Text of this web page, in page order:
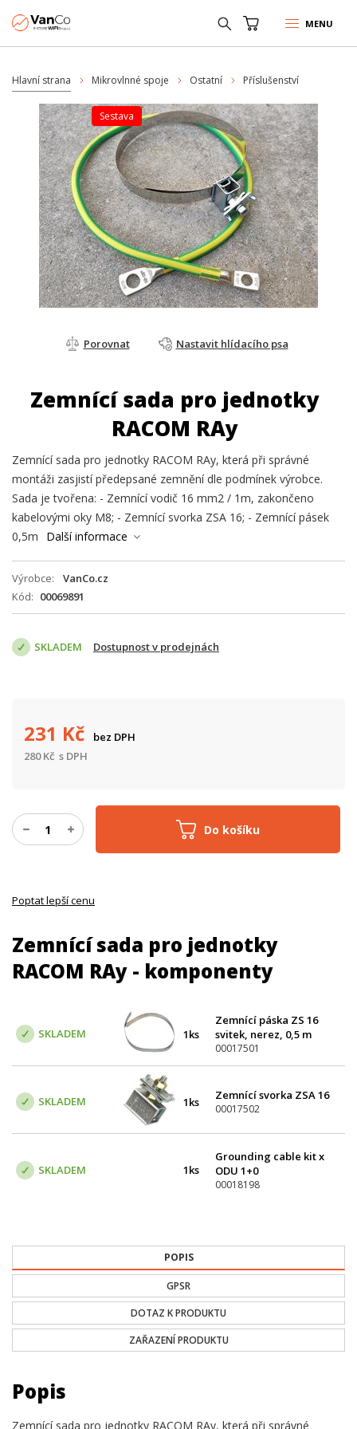
MENU
Hlavní strana Mikrovlnné spoje Ostatní Příslušenství
sestava
Porovnat Nastavit hlídacího psa
Zemnící sada pro jednotky
RACOM RAy
Zemnící sada pro jednotky RACOM RAy, která při správné
montáži zasjistí předepsané zemnění dle podmínek výrobce.
Sada je tvořena: - Zemnící vodič 16 mm2 / 1m, zakončeno
kabelovými oky M8; - Zemnící svorka ZSA 16; - Zemnící pásek
0,5m
Další informace
Výrobce
VanCo.cz
Kód
00069891
SKLADEM Dostupnost v prodejnách
Do košíku
231 Kč
bez DPH
280Kč s DPH
Poptat lepší cenu
Zemnící sada pro jednotky
RACOM RAy - komponenty
SKLADEM 1ks
Zemnící páska ZS 16
svitek, nerez, 0,5 m
00017501
SKLADEM 1ks Zemnící svorka ZSA 16
00017502
SKLADEM 1ks
Grounding cable kit x
ODU 1+0
00018198
POPIS
GPSR
DOTAZ K PRODUKTU
ZAŘAZENÍ PRODUKTU
Popis
Zemnící sada pro jednotky RACOM RAy, která při správné